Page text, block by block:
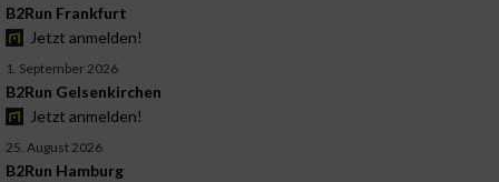
B2Run Frankfurt
Jetzt anmelden!
1. September 2026
B2Run Gelsenkirchen
Jetzt anmelden!
25. August 2026
B2Run Hamburg